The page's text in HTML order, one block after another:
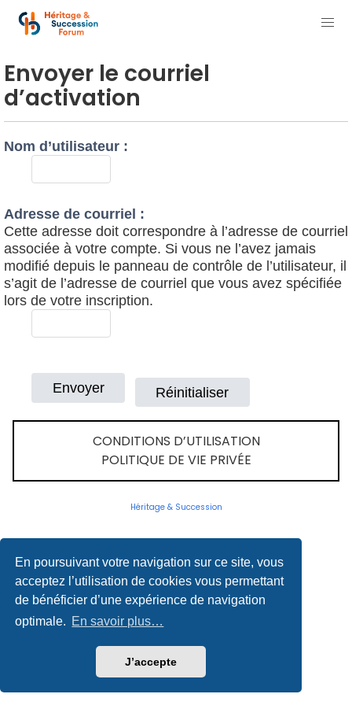
En poursuivant votre navigation sur ce site, vous
acceptez l’utilisation de cookies vous permettant
de bénéficier d’une expérience de navigation
optimale. En savoir plus…
J’accepte
Envoyer le courriel
d’activation
Nom d’utilisateur :
Adresse de courriel :
Cette adresse doit correspondre à l’adresse de courriel
associée à votre compte. Si vous ne l’avez jamais
modifié depuis le panneau de contrôle de l’utilisateur, il
s’agit de l’adresse de courriel que vous avez spécifiée
lors de votre inscription.
CONDITIONS D’UTILISATION
POLITIQUE DE VIE PRIVÉE
Héritage & Succession